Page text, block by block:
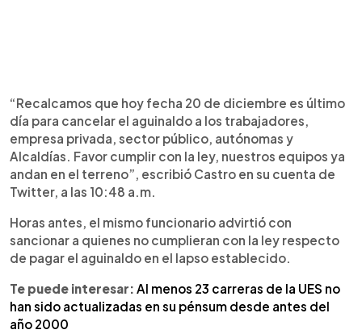
“Recalcamos que hoy fecha 20 de diciembre es último
día para cancelar el aguinaldo a los trabajadores,
empresa privada, sector público, autónomas y
Alcaldías. Favor cumplir con la ley, nuestros equipos ya
andan en el terreno”, escribió Castro en su cuenta de
Twitter, a las 10:48 a.m.
Horas antes, el mismo funcionario advirtió con
sancionar a quienes no cumplieran con la ley respecto
de pagar el aguinaldo en el lapso establecido.
Te puede interesar: Al menos 23 carreras de la UES no
han sido actualizadas en su pénsum desde antes del
año 2000